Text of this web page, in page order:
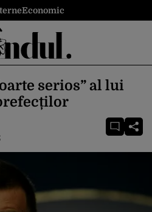
Economic
serios” al lui